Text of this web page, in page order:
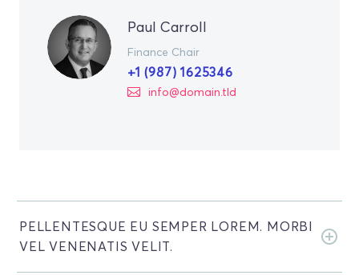
Paul Carroll
Finance Chair
+1 (987) 1625346
info@domain.tld
PELLENTESQUE EU SEMPER LOREM. MORBI
VEL VENENATIS VELIT.